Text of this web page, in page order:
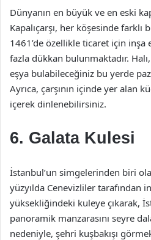
Dünyanın en büyük ve en eski
Kapalıçarşı, her köşesinde farklı
1461’de özellikle ticaret için inşa
fazla dükkan bulunmaktadır.
eşya bulabileceğiniz bu yerde
Ayrıca, çarşının içinde yer alan
içerek dinlenebilirsiniz.
6. Galata Kulesi
İstanbul’un simgelerinden biri
yüzyılda Cenevizliler tarafından
yüksekliğindeki kuleye çıkarak,
panoramik manzarasını seyre
nedeniyle, şehri kuşbakışı